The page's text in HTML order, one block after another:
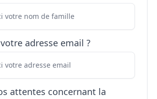
adresse email ?
attentes concernant la